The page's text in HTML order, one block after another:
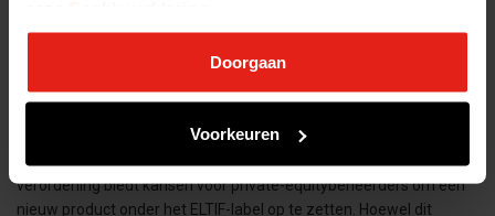
Doorgaan
Voorkeuren
De nieuwe verordening wordt van kracht vanaf januari 2024. De
verordening biedt kansen voor private-equitybeheerders om een
nieuw product onder het ELTIF-label op te zetten. Hoewel dit